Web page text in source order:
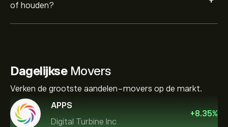
of houden?
DagelijkseMovers
Verken de grootste aandelen-movers op de markt.
APPS
Digital Turbine Inc
+8.35%